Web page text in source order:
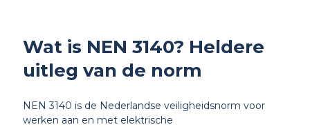
Wat is NEN 3140? Heldere
uitleg van de norm
NEN 3140 is de Nederlandse veiligheidsnorm voor
werken aan en met elektrische